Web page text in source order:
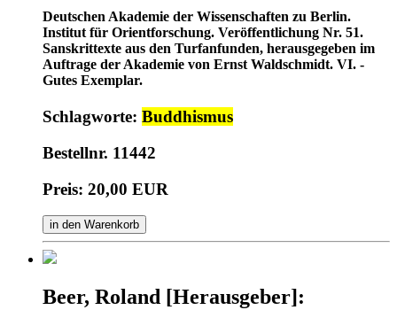
Deutschen Akademie der Wissenschaften zu Berlin.
Institut für Orientforschung. Veröffentlichung Nr. 51.
Sanskrittexte aus den Turfanfunden, herausgegeben im
Auftrage der Akademie von Ernst Waldschmidt. VI. -
Gutes Exemplar.
Schlagworte: Buddhismus
Bestellnr. 11442
Preis: 20,00 EUR
in den Warenkorb
Beer, Roland [Herausgeber]: